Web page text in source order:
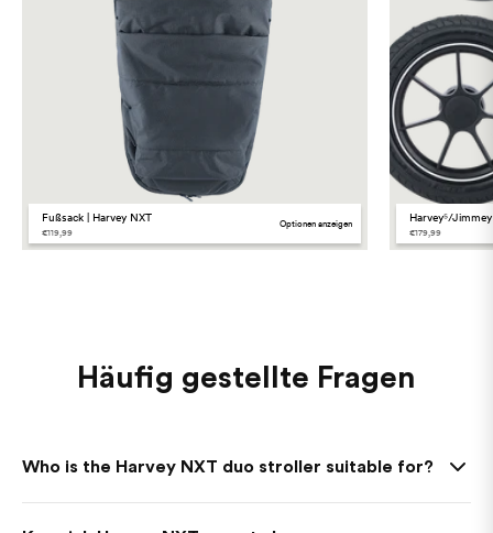
Fußsack | Harvey NXT
€119,99
Optionen anzeigen Harvey⁵/
€179,99
Häufig gestellte Fragen
Who is the Harvey NXT duo stroller suitable for?